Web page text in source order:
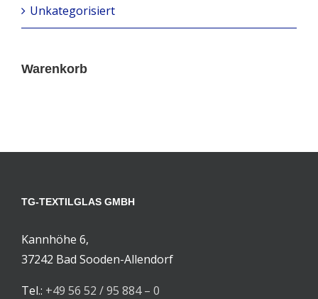
Unkategorisiert
Warenkorb
TG-TEXTILGLAS GMBH
Kannhöhe 6,
37242 Bad Sooden-Allendorf
Tel.: +49 56 52 / 95 884 – 0